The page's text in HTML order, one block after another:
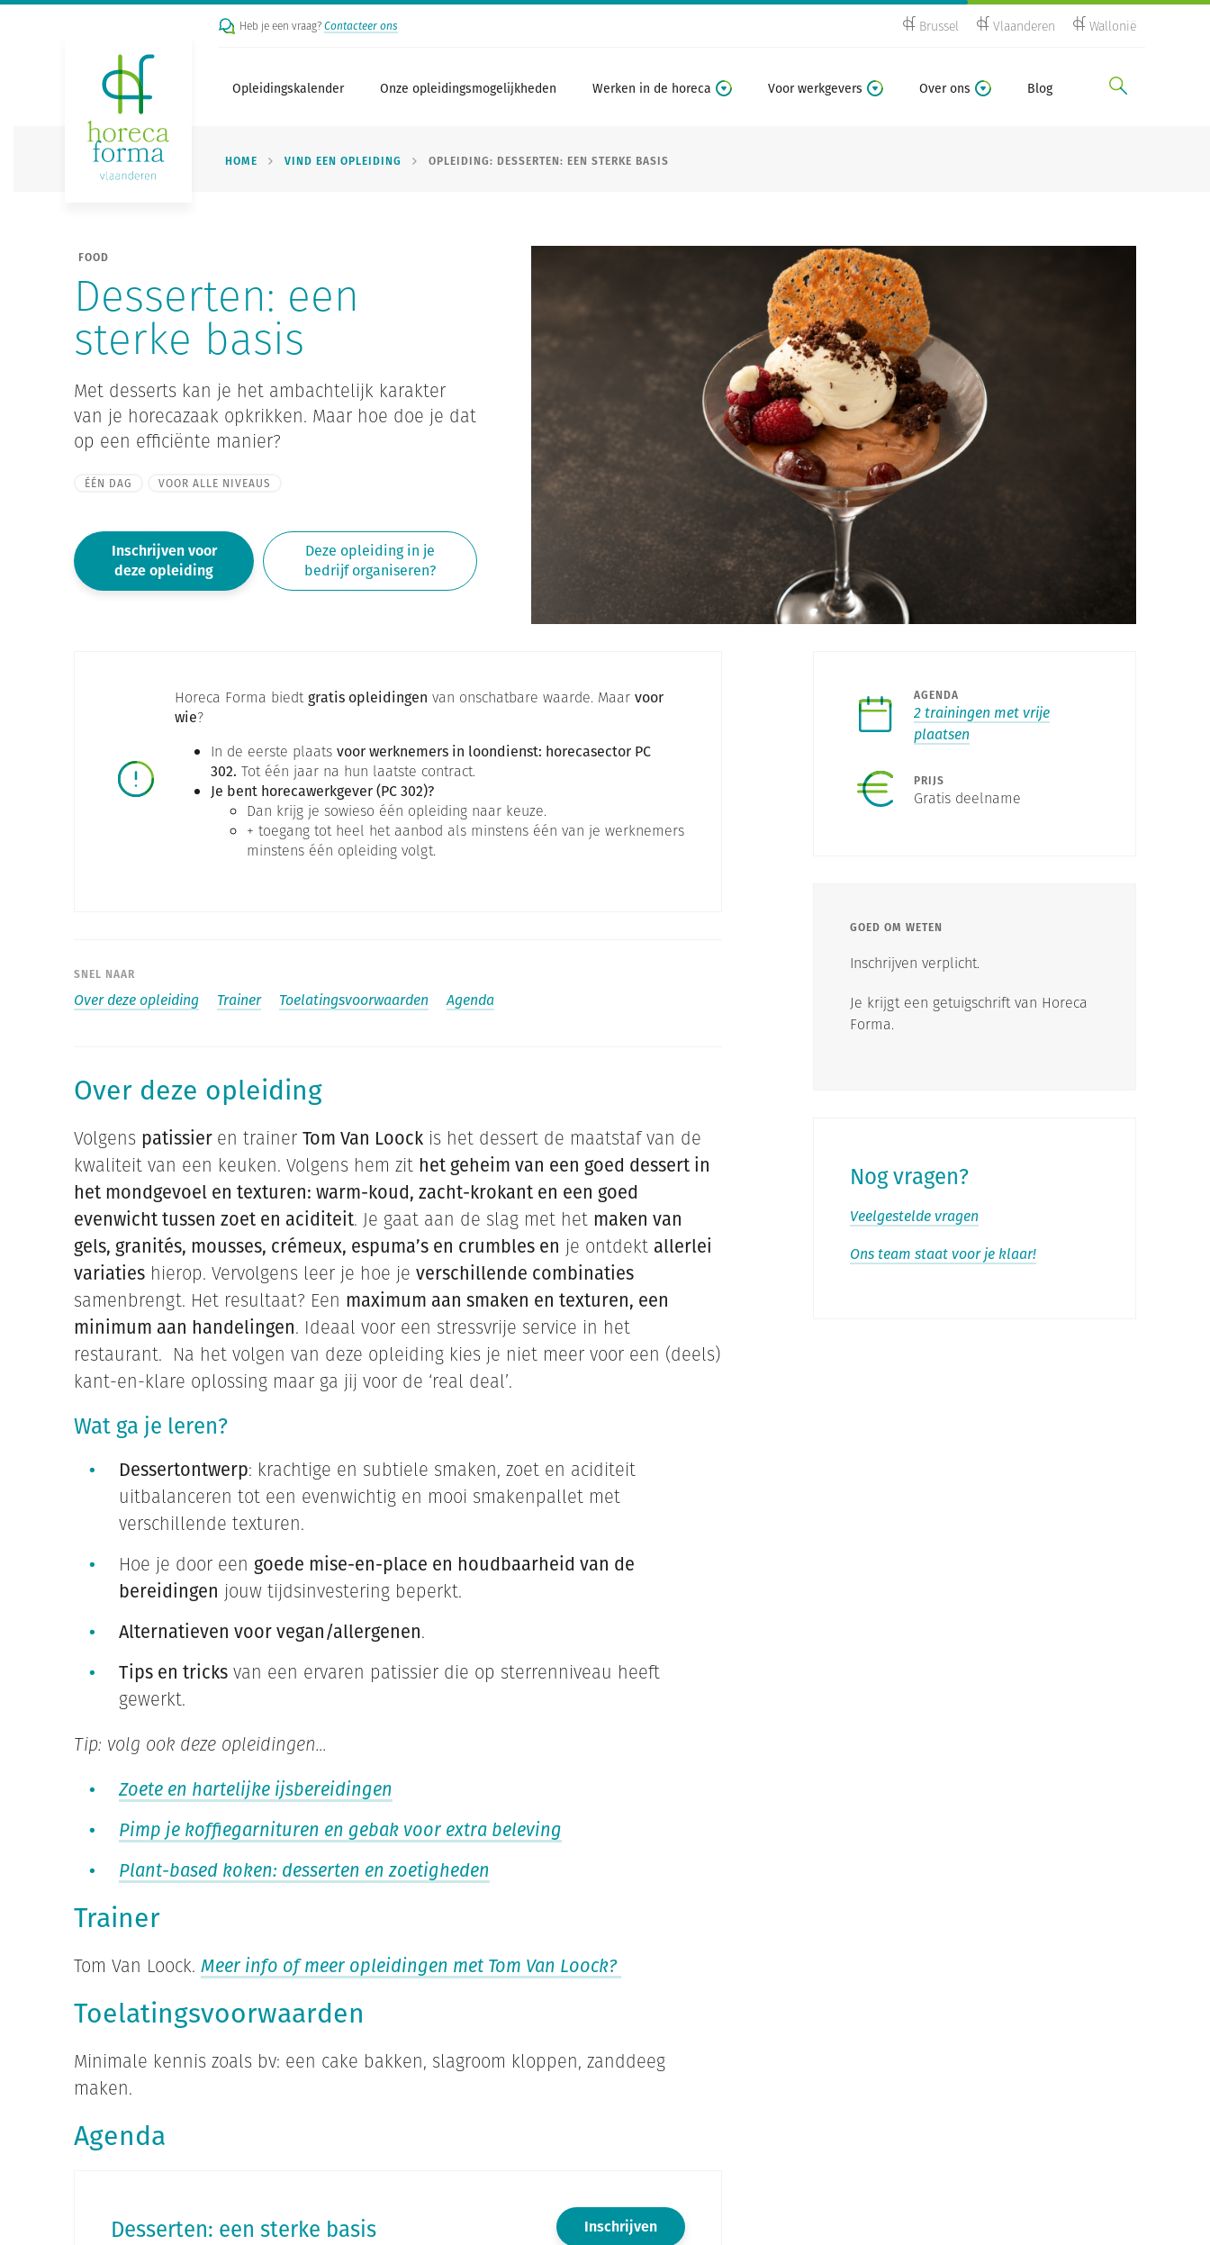
Heb je een vraag?Contacteer ons Brussel Vlaanderen Wallonië
Opleidingskalender Onze opleidingsmogelijkheden Werken in de horeca Voor werkgevers Over ons Blog
HOME VIND EEN OPLEIDING OPLEIDING: DESSERTEN: EEN STERKE BASIS
FOOD
Desserten: een
sterke basis
Met desserts kan je het ambachtelijk karakter
van je horecazaak opkrikken. Maar hoe doe je dat
op een efficiënte manier?
ÉÉN DAG VOOR ALLE NIVEAUS
Inschrijven voor
deze opleiding
Deze opleiding in je
bedrijf organiseren?
Horeca Forma biedtgratis opleidingen van onschatbare waarde. Maar voor
wie?
In de eerste plaats voor werknemers in loondienst: horecasector PC
302. Tot één jaar na hun laatste contract.
Je bent horecawerkgever (PC 302)?
Dan krijg je sowieso één opleiding naar keuze.
+ toegang tot heel het aanbod als minstens één van je werknemers
minstens één opleiding volgt.
SNEL NAAR
Over deze opleiding Trainer Toelatingsvoorwaarden Agenda
Over deze opleiding
Volgens patissier en trainer Tom Van Loock is het dessert de maatstaf van de
kwaliteit van een keuken. Volgens hem zit het geheim van een goed dessert in
het mondgevoel en texturen: warm-koud, zacht-krokant en een goed
evenwicht tussen zoet en aciditeit. Je gaat aan de slag met het maken van
gels, granités, mousses, crémeux, espuma’s en crumbles en je ontdekt allerlei
variaties hierop. Vervolgens leer je hoe je verschillende combinaties
samenbrengt. Het resultaat? Een maximum aan smaken en texturen, een
minimum aan handelingen. Ideaal voor een stressvrije service in het
restaurant. Na het volgen van deze opleiding kies je niet meer voor een (deels)
kant-en-klare oplossing maar ga jij voor de ‘real deal’.
Wat ga je leren?
Dessertontwerp: krachtige en subtiele smaken, zoet en aciditeit
uitbalanceren tot een evenwichtig en mooi smakenpallet met
verschillende texturen.
Hoe je door een goede mise-en-place en houdbaarheid van de
bereidingen jouw tijdsinvestering beperkt.
Alternatieven voor vegan/allergenen.
Tips en tricks van een ervaren patissier die op sterrenniveau heeft
gewerkt.
Tip: volg ook deze opleidingen…
Zoete en hartelijke ijsbereidingen
Pimp je koffiegarnituren en gebak voor extra beleving
Plant-based koken: desserten en zoetigheden
Trainer
Tom Van Loock. Meer info of meer opleidingen met Tom Van Loock?
Toelatingsvoorwaarden
Minimale kennis zoals bv: een cake bakken, slagroom kloppen, zanddeeg
maken.
Agenda
Desserten: een sterke basis Inschrijven
AGENDA
2 trainingen met vrije
plaatsen
PRIJS
Gratis deelname
GOED OM WETEN
Inschrijven verplicht.
Je krijgt een getuigschrift van Horeca
Forma.
Nog vragen?
Veelgestelde vragen
Ons team staat voor je klaar!